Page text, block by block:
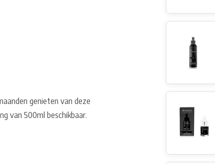
genieten van deze
van 500ml beschikbaar.